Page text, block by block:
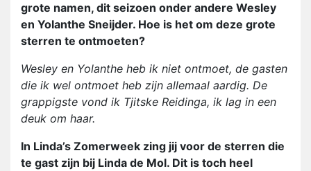
grote namen, dit seizoen onder andere Wesley
en Yolanthe Sneijder. Hoe is het om deze grote
sterren te ontmoeten?
Wesley en Yolanthe heb ik niet ontmoet, de gasten
die ik wel ontmoet heb zijn allemaal aardig. De
grappigste vond ik Tjitske Reidinga, ik lag in een
deuk om haar.
In Linda’s Zomerweek zing jij voor de sterren die
te gast zijn bij Linda de Mol. Dit is toch heel